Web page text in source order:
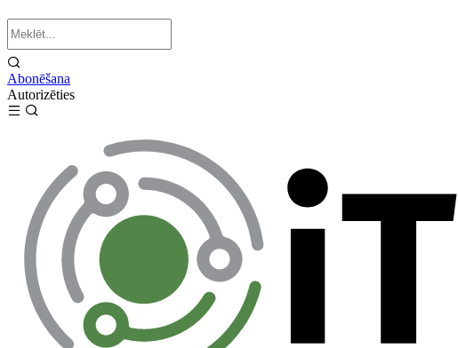
Abonēšana
Autorizēties